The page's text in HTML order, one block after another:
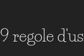
regole